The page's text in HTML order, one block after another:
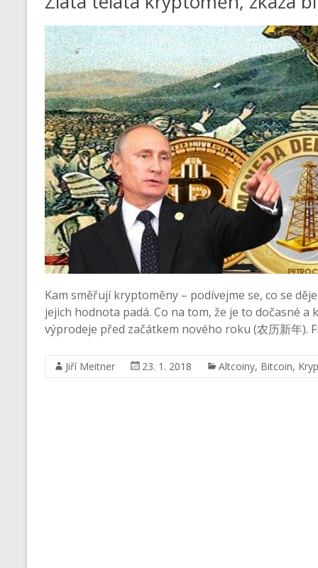
Kam směřují kryptoměny – podívejme se, co se
jejich hodnota padá. Co na tom, že je to dočasné
výprodeje před začátkem nového roku (农历新年).
Jiří Meitner 23. 1. 2018 Altcoiny, Bitcoin,